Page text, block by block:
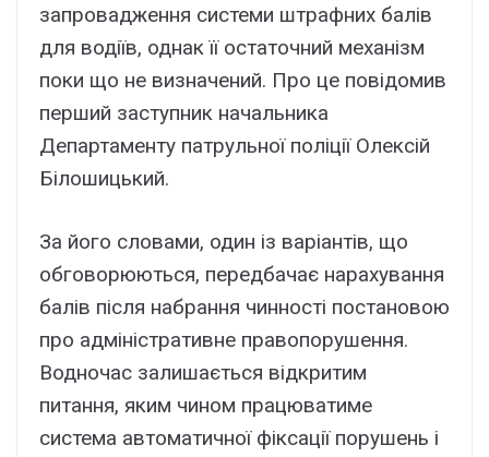
запровадження системи штрафних балів
для водіїв, однак її остаточний механізм
поки що не визначений. Про це повідомив
перший заступник начальника
Департаменту патрульної поліції Олексій
Білошицький.
За його словами, один із варіантів, що
обговорюються, передбачає нарахування
балів після набрання чинності постановою
про адміністративне правопорушення.
Водночас залишається відкритим
питання, яким чином працюватиме
система автоматичної фіксації порушень і